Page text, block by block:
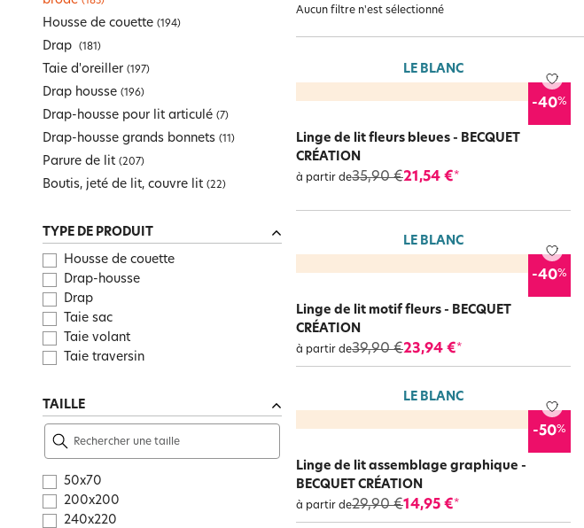
Toute la sélection
Promos maison pratique
Promos literie
Toute la sélection
Maison pratique
Nature et saisons
Toute la sélectionLinge de lit
Drap-housse grands bonnets
Parure de lit
Boutis, jeté de lit, couvre lit
Toute la sélection
Toute la sélectionLinge de toilette
Tapis de bain, tapis de douche
Peignoir de bain
Gants de toilette
Peignoir de bain personnalisé
Toute la sélection
Toute la sélection Rideau et déco textile
Pouf, matelas, futon
Plaid
Coussin, housse de coussin
Galette, housse de chaise
TapisToute la sélectionDécoration
Art de la table
Meuble, étagère
Tête de lit, paravent
Toute la sélection
Univers des garçons
Univers des tout-petits
Toute la sélection
Mouchoir en tissu
Bien-être Intime
Toute la sélection
Surmatelas
Cache-sommiers, chemin de lit
Housse de couette (194)
Drap (181 )
Taie d'oreiller (197)
Drap housse (196)
Drap-housse pour lit articulé (7)
Drap-housse grands bonnets (11 )
Parure de lit (207)
Boutis, jeté de lit, couvre lit (22)
TYPE DE PRODUIT
Housse de couette
Drap-housse
Drap
Taie sac
Taie volant
Taie traversin
TAILLE
50x70
200x200
240x220
Aucun filtre n'est sélectionné
LE BLANC
-40%
Linge de lit fleurs bleues - BECQUET
CRÉATION
à partir de35,90 €21,54 €*
LE BLANC
-40%
Linge de lit motif fleurs - BECQUET
CRÉATION
à partir de39,90 €23,94 €*
LE BLANC
-50%
Linge de lit assemblage graphique -
BECQUET CRÉATION
à partir de29,90 €14,95 €*